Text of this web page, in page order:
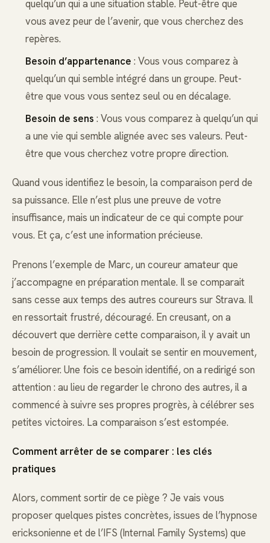
quelqu’un qui a une situation stable. Peut-être que
vous avez peur de l’avenir, que vous cherchez des
repères.
Besoin d’appartenance : Vous vous comparez à
quelqu’un qui semble intégré dans un groupe. Peut-
être que vous vous sentez seul ou en décalage.
Besoin de sens : Vous vous comparez à quelqu’un qui
a une vie qui semble alignée avec ses valeurs. Peut-
être que vous cherchez votre propre direction.
Quand vous identifiez le besoin, la comparaison perd de
sa puissance. Elle n’est plus une preuve de votre
insuffisance, mais un indicateur de ce qui compte pour
vous. Et ça, c’est une information précieuse.
Prenons l’exemple de Marc, un coureur amateur que
j’accompagne en préparation mentale. Il se comparait
sans cesse aux temps des autres coureurs sur Strava. Il
en ressortait frustré, découragé. En creusant, on a
découvert que derrière cette comparaison, il y avait un
besoin de progression. Il voulait se sentir en mouvement,
s’améliorer. Une fois ce besoin identifié, on a redirigé son
attention : au lieu de regarder le chrono des autres, il a
commencé à suivre ses propres progrès, à célébrer ses
petites victoires. La comparaison s’est estompée.
Comment arrêter de se comparer : les clés
pratiques
Alors, comment sortir de ce piège ? Je vais vous
proposer quelques pistes concrètes, issues de l’hypnose
ericksonienne et de l’IFS (Internal Family Systems) que